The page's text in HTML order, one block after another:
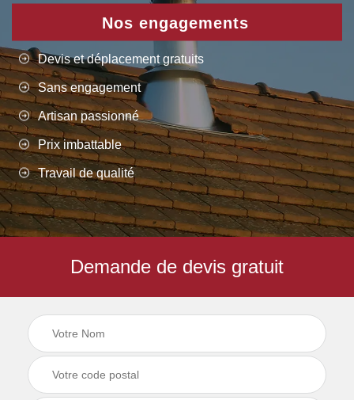
Nos engagements
Devis et déplacement gratuits
Sans engagement
Artisan passionné
Prix imbattable
Travail de qualité
Demande de devis gratuit